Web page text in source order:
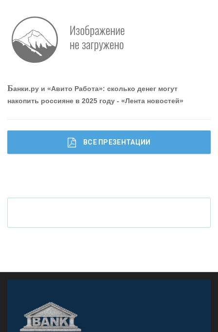
«ПРОМРЕГИОНБАНК»
ОНАС
КОНТАКТЫ
Банки.ру и «Авито Работа»: сколько денег могут
накопить россияне в 2025 году - «Лента новостей»
ВСЕ ПРЕЗЕНТАЦИИ